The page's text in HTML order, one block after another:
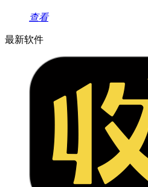
查看
最新软件